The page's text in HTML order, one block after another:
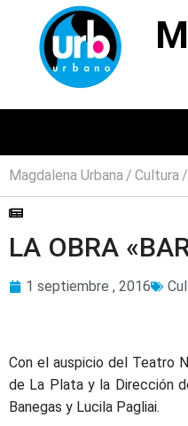
Magdalena Urbana Cultura
LA OBRA
1 septiembre , 2016
Con el auspicio del Teatro
de La Plata y la Dirección
Banegas y Lucila Pagliai.